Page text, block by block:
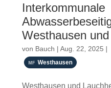
Interkommunale
Westhausen
von Bauch | Aug. 22, 2025 |
Westhausen
Westhausen und